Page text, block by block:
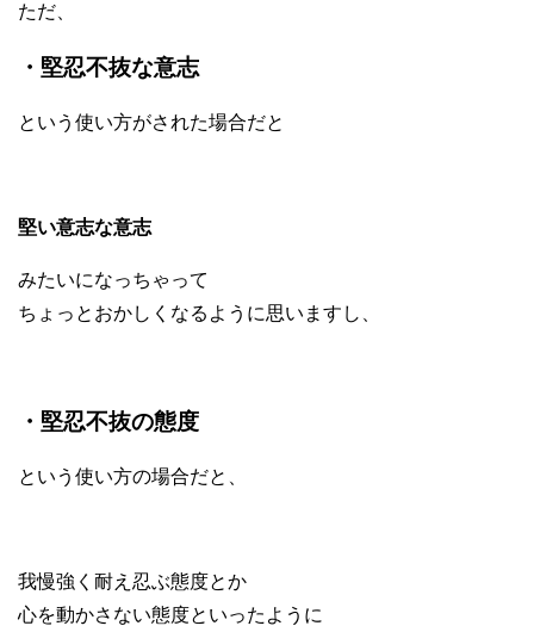
ただ、
・堅忍不抜な意志
という使い方がされた場合だと
堅い意志な意志
みたいになっちゃって
ちょっとおかしくなるように思いますし、
・堅忍不抜の態度
という使い方の場合だと、
我慢強く耐え忍ぶ態度とか
心を動かさない態度といったように